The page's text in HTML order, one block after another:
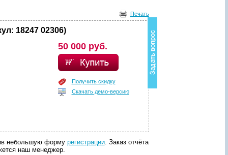
о
з
с
п
о
с
о
д
е
Печать
18247 02306)
50 000 руб.
Получить скидку
Скачать демо-версию
небольшую форму регистрации. Заказ отчёта
наш менеджер.